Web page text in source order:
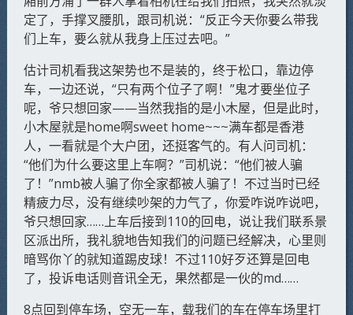
定了，手撑叉腰肌，跟司机说：“反正今天你要么带我
们上车，要么就从我身上压过去吧。”
估计司机看我这架势也不是装的，终于松口，靠边停
车，一边还说，“只有两个位子了啊！”鬼才要坐位子
呢，爷只想回家——当然我指的是小木屋，但是此时，
小木屋就是home啊sweet home~~~满车都是香港
人，一看就是个大户团，还挺客气的。有人问司机：
“他们为什么要这里上车啊？”司机说：“他们被人骗
了！”nmb被人骗了你全家都被人骗了！不过当时已经
精疲力尽，没有继续吵架的力气了，你爱咋说咋说吧，
爷只想回家……上车后接到110的回电，说让我们联系景
区派出所，我礼貌地告知我们的问题已经解决，心里则
暗骂你丫的就知道踢皮球！不过110好歹还算是回电
了，投诉电话则音讯全无，果然都是一伙的md……
8点回到停车场，空无一车，载我们的车在停车场里打